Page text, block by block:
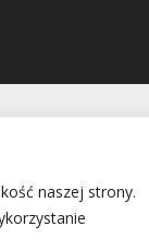
naszej strony.